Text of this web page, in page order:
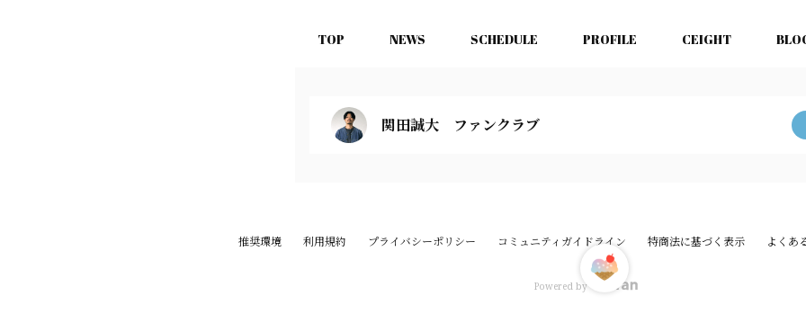
TOP NEWS SCHEDULE PROFILE CEIGHT
関田誠大 ファンクラブ
推奨環境 利用規約 プライバシーポリシー コミュニティガイドライン 特商法に基づく表示 よくあ
Powered by